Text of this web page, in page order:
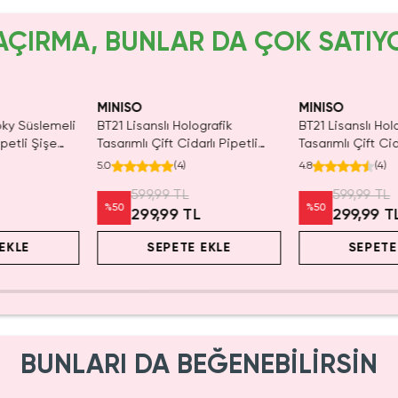
BUNLAR DA ÇOK
Süslemeli
Şişe
MINISO
BT21 Lisanslı Holografik
Tasarımlı Çift Cidarlı Pipetli
Şişe Shooky 800 ml
5.0 (4)
%50
599,99 TL
299,99 TL
SEPETE EKLE
MINISO
BT21 Lisanslı
Tasarımlı Çift
Şişe RJ 800 ml
4.8 (4)
%50
599,99 TL
299,99
BUNLARI DA BEĞENEBİLİRSİN